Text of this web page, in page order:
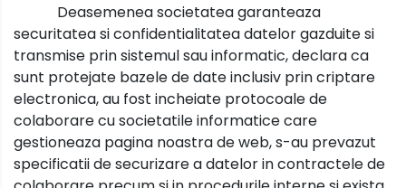
Deasemenea societatea garanteaza
securitatea si confidentialitatea datelor gazduite si
transmise prin sistemul sau informatic, declara ca
sunt protejate bazele de date inclusiv prin criptare
electronica, au fost incheiate protocoale de
colaborare cu societatile informatice care
gestioneaza pagina noastra de web, s-au prevazut
specificatii de securizare a datelor in contractele de